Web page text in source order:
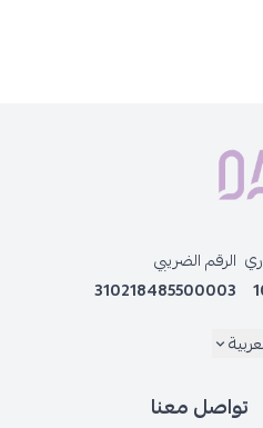
الرقم الضريبي
310218485500003
تواصل معنا